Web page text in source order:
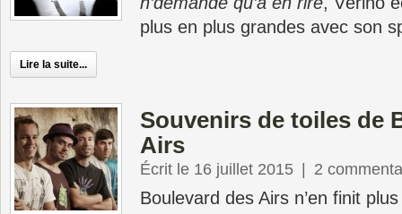
plus en plus grandes avec son
Lire la suite...
Souvenirs de toiles de
Airs
Écrit le 16 juillet 2015 2
Boulevard des Airs n’en finit